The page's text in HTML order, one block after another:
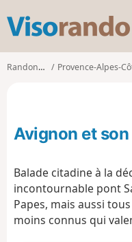
Randonnées Provence-Alpes-Côte
Avignon et
Balade citadine à la
incontournable pont
Papes, mais aussi
moins connus qui